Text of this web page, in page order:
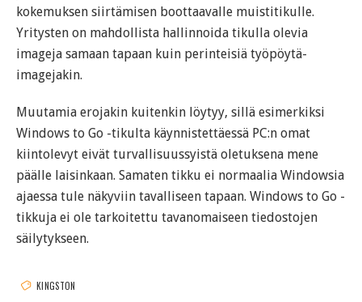
kokemuksen siirtämisen boottaavalle muistitikulle.
Yritysten on mahdollista hallinnoida tikulla olevia
imageja samaan tapaan kuin perinteisiä työpöytä-
imagejakin.
Muutamia erojakin kuitenkin löytyy, sillä esimerkiksi
Windows to Go -tikulta käynnistettäessä PC:n omat
kiintolevyt eivät turvallisuussyistä oletuksena mene
päälle laisinkaan. Samaten tikku ei normaalia Windowsia
ajaessa tule näkyviin tavalliseen tapaan. Windows to Go -
tikkuja ei ole tarkoitettu tavanomaiseen tiedostojen
säilytykseen.
KINGSTON